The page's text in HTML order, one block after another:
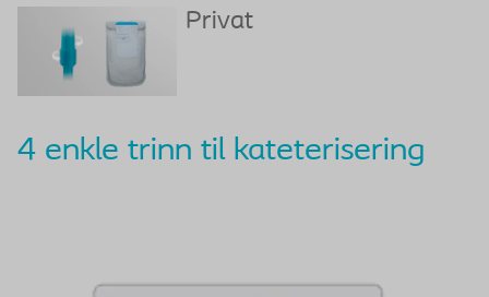
Privat
4 enkle trinn til kateterisering